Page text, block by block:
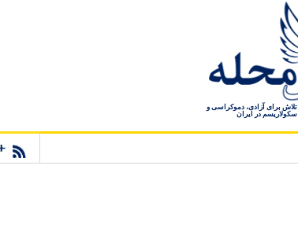
تلاش برای آزادی، دموکراسی و
سکولاریسم در ایران